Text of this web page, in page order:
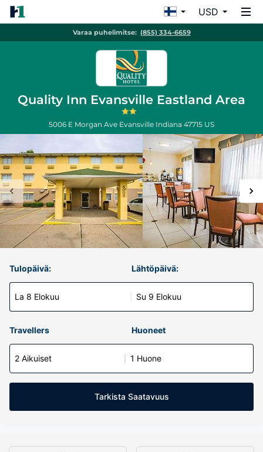
USD
Varaa puhelimitse: (855) 334-6659
Quality Inn Evansville Eastland Area
5006 E Morgan Ave Evansville Indiana 47715 US
Tulopäivä:
La 8 Elokuu
Lähtöpäivä:
Su 9 Elokuu
Travellers Huoneet
2 Aikuiset 1 Huone
Tarkista Saatavuus